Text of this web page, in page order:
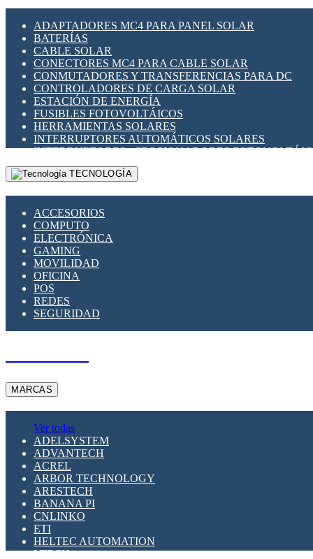
ADAPTADORES MC4 PARA PANEL SOLAR
BATERÍAS
CABLE SOLAR
CONECTORES MC4 PARA CABLE SOLAR
CONMUTADORES Y TRANSFERENCIAS PARA DC
CONTROLADORES DE CARGA SOLAR
ESTACIÓN DE ENERGÍA
FUSIBLES FOTOVOLTÁICOS
HERRAMIENTAS SOLARES
INTERRUPTORES AUTOMÁTICOS SOLARES
INTERRUPTORES - SECCIONADORES
MONTAJE PANEL SOLAR
PORTA FUSIBLES Y SECCIONADORES
TECNOLOGÍA
ACCESORIOS
COMPUTO
ELECTRÓNICA
GAMING
MOVILIDAD
OFICINA
POS
REDES
SEGURIDAD
MARCAS
Ver todas
ADELSYSTEM
ADVANTECH
ACREL
ARBOR TECHNOLOGY
ARESTECH
BANANA PI
CNLINKO
ETI
HELTEC AUTOMATION
LTECH